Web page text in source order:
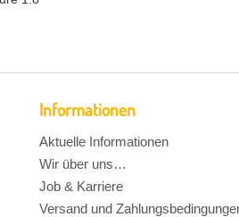
Informationen
Aktuelle Informationen
Wir über uns…
Job & Karriere
Versand und